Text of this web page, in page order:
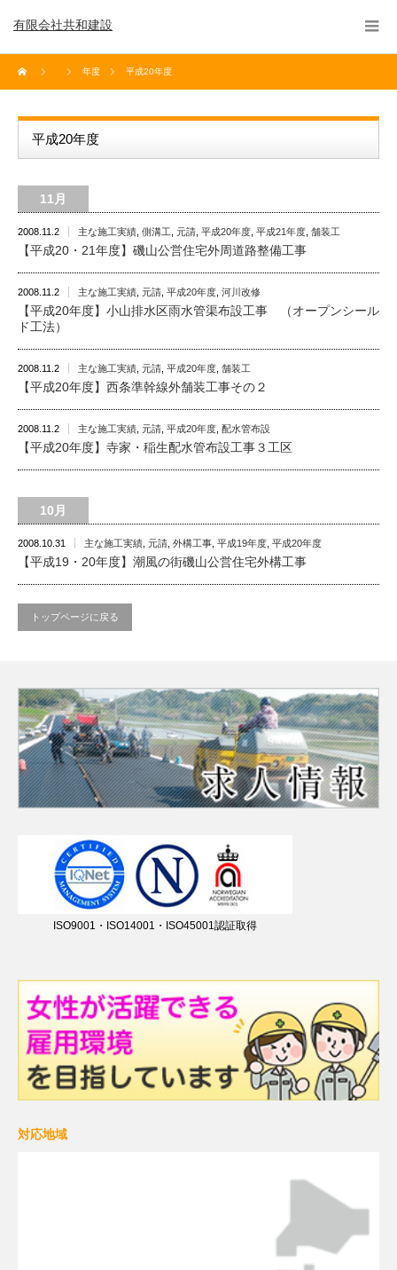
有限会社共和建設
年度 平成20年度
平成20年度
11月
2008.11.2 主な施工実績 側溝工 元請 平成20年度 平成21年度 舗装工
【平成20・21年度】磯山公営住宅外周道路整備工事
2008.11.2 主な施工実績 元請 平成20年度 河川改修
【平成20年度】小山排水区雨水管渠布設工事 （オープンシール
ド工法）
2008.11.2 主な施工実績 元請 平成20年度 舗装工
【平成20年度】西条準幹線外舗装工事その２
2008.11.2 主な施工実績 元請 平成20年度 配水管布設
【平成20年度】寺家・稲生配水管布設工事３工区
10月
2008.10.31 主な施工実績 元請 外構工事 平成19年度 平成20年度
【平成19・20年度】潮風の街磯山公営住宅外構工事
トップページに戻る
ISO9001・ISO14001・ISO45001認証取得
対応地域